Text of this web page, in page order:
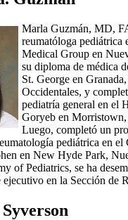
Marla Guzmán, MD,
reumatóloga pediátrica
Medical Group en
su diploma de médica
St. George en
Occidentales, y
pediatría general en el
Goryeb en Morristown,
Luego, completó un
pediátrica en
en New Hyde Park,
of Pediatrics, se ha
en la Sección de